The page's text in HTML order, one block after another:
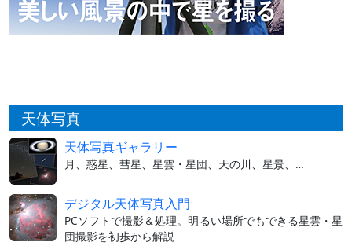
天体写真
天体写真ギャラリー
月、惑星、彗星、星雲・星団、天の川、星景、…
デジタル天体写真入門
PCソフトで撮影＆処理。明るい場所でもできる星雲・星
団撮影を初歩から解説